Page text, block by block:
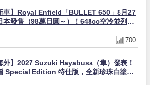
車】Royal Enfield「BULLET 650」8月27
本發售（98萬日圓～）！648cc空冷並列雙
700
外】2027 Suzuki Hayabusa（隼）發表！
Special Edition 特仕版，全新珍珠白塗裝